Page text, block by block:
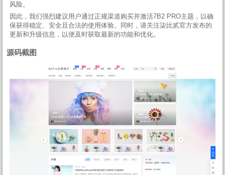
风险。
因此，我们强烈建议用户通过正规渠道购买并激活7B2 PRO主题，以确
保获得稳定、安全且合法的使用体验。同时，请关注柒比贰官方发布的
更新和升级信息，以便及时获取最新的功能和优化。
源码截图